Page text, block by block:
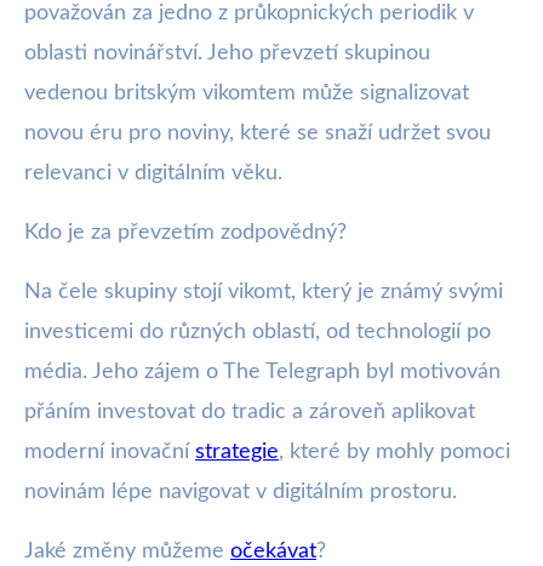
považován za jedno z průkopnických periodik v
oblasti novinářství. Jeho převzetí skupinou
vedenou britským vikomtem může signalizovat
novou éru pro noviny, které se snaží udržet svou
relevanci v digitálním věku.
Kdo je za převzetím zodpovědný?
Na čele skupiny stojí vikomt, který je známý svými
investicemi do různých oblastí, od technologií po
média. Jeho zájem o The Telegraph byl motivován
přáním investovat do tradic a zároveň aplikovat
moderní inovační strategie, které by mohly pomoci
novinám lépe navigovat v digitálním prostoru.
Jaké změny můžeme očekávat?